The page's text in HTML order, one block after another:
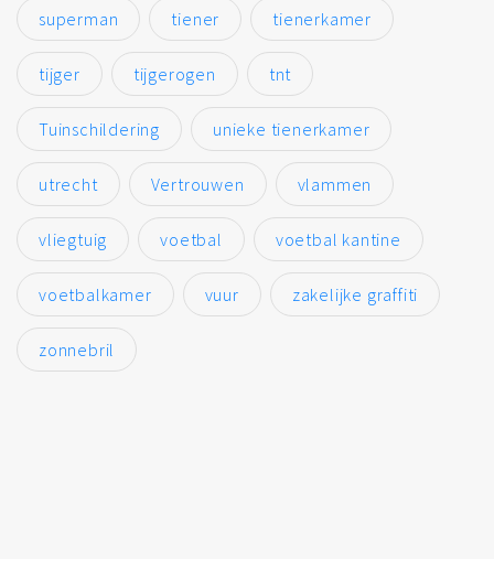
superman tiener tienerkamer
tijger tijgerogen tnt
Tuinschildering unieke tienerkamer
utrecht Vertrouwen vlammen
vliegtuig voetbal voetbal kantine
voetbalkamer vuur zakelijke graffiti
zonnebril